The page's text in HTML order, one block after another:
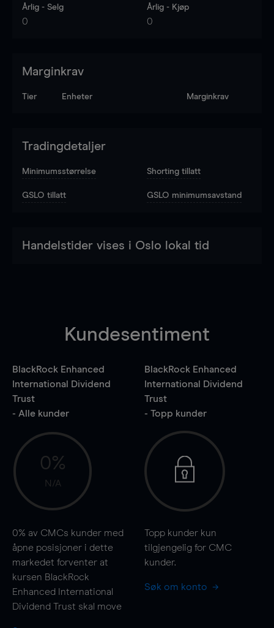
Årlig - Selg
0
Årlig - Kjøp
0
Marginkrav
Tier Enheter Marginkrav
Tradingdetaljer
Minimumsstørrelse Shorting tillatt
GSLO tillatt GSLO minimumsavstand
Handelstider vises i Oslo lokal tid
Kundesentiment
BlackRock Enhanced
International Dividend
Trust
- Alle kunder
0%
N/A
0% av CMCs kunder med
åpne posisjoner i dette
markedet forventer at
kursen BlackRock
Enhanced International
Dividend Trust skal move
BlackRock Enhanced
International Dividend
Trust
- Topp kunder
Topp kunder kun
tilgjengelig for CMC
kunder.
Søk om konto